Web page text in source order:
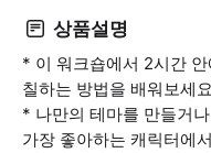
상품설명
* 이 워크숍에서 2시간
칠하는 방법을 배워보세
* 나만의 테마를 만들거
가장 좋아하는 캐릭터에